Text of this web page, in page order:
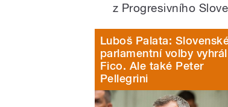
z Progresivního
Luboš Palata:
parlamentní volby vyhrál
Fico. Ale také Peter
Pellegrini